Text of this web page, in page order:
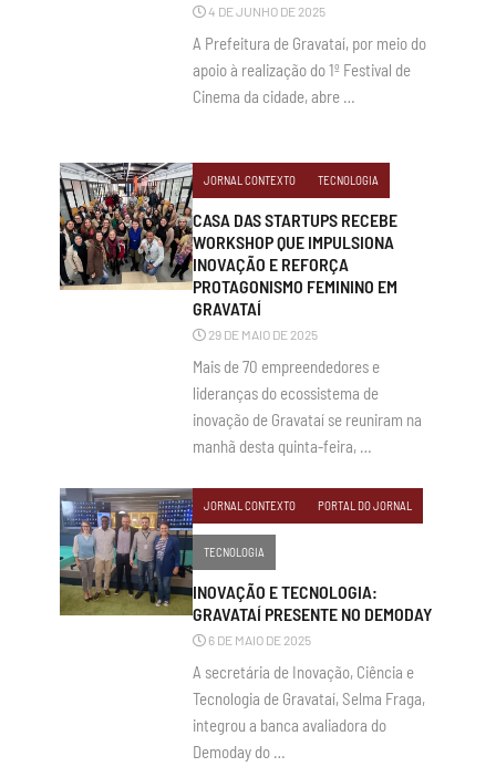
4 DE JUNHO DE 2025
A Prefeitura de Gravataí, por meio do
apoio à realização do 1º Festival de
Cinema da cidade, abre …
JORNAL CONTEXTO TECNOLOGIA
CASA DAS STARTUPS RECEBE
WORKSHOP QUE IMPULSIONA
INOVAÇÃO E REFORÇA
PROTAGONISMO FEMININO EM
GRAVATAÍ
29 DE MAIO DE 2025
Mais de 70 empreendedores e
lideranças do ecossistema de
inovação de Gravataí se reuniram na
manhã desta quinta-feira, …
JORNAL CONTEXTO PORTAL DO JORNAL
TECNOLOGIA
INOVAÇÃO E TECNOLOGIA:
GRAVATAÍ PRESENTE NO DEMODAY
6 DE MAIO DE 2025
A secretária de Inovação, Ciência e
Tecnologia de Gravataí, Selma Fraga,
integrou a banca avaliadora do
Demoday do …